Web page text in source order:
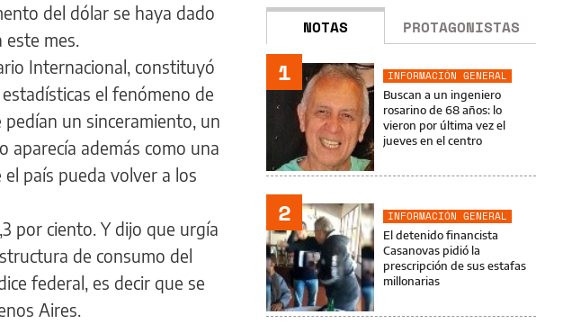
del dólar se haya dado
mes.
Internacional, constituyó
el fenómeno de
un sinceramiento, un
aparecía además como una
país pueda volver a los
por ciento. Y dijo que urgía
de consumo del
federal, es decir que se
Aires.
NOTAS PROTAGONISTAS
1
INFORMACIÓN GENERAL
Buscan a un ingeniero
rosarino de 68 años: lo
vieron por última vez el
jueves en el centro
2
INFORMACIÓN GENERAL
El detenido financista
Casanovas pidió la
prescripción de sus estafas
millonarias